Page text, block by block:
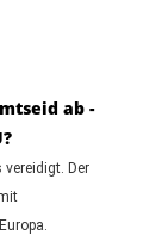
ab -
vereidigt. Der